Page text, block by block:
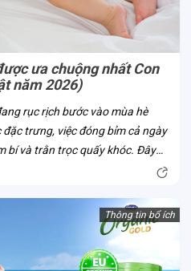
ưa chuộng nhất Con
năm 2026)
rục rịch bước vào mùa hè
trưng, việc đóng bỉm cả ngày
bí và trằn trọc quấy khóc. Đây
mẹ cân nhắc đổi bỉm từ dày
Thông tin bổ ích